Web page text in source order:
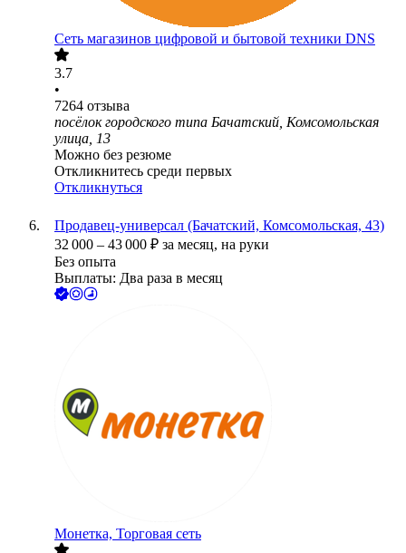
Сеть магазинов цифровой и бытовой техники DNS
3.7
•
7264 отзыва
посёлок городского типа Бачатский, Комсомольская
улица, 13
Можно без резюме
Откликнитесь среди первых
Откликнуться
Продавец-универсал (Бачатский, Комсомольская, 43)
32 000 – 43 000 ₽ за месяц, на руки
Без опыта
Выплаты: Два раза в месяц
Монетка, Торговая сеть